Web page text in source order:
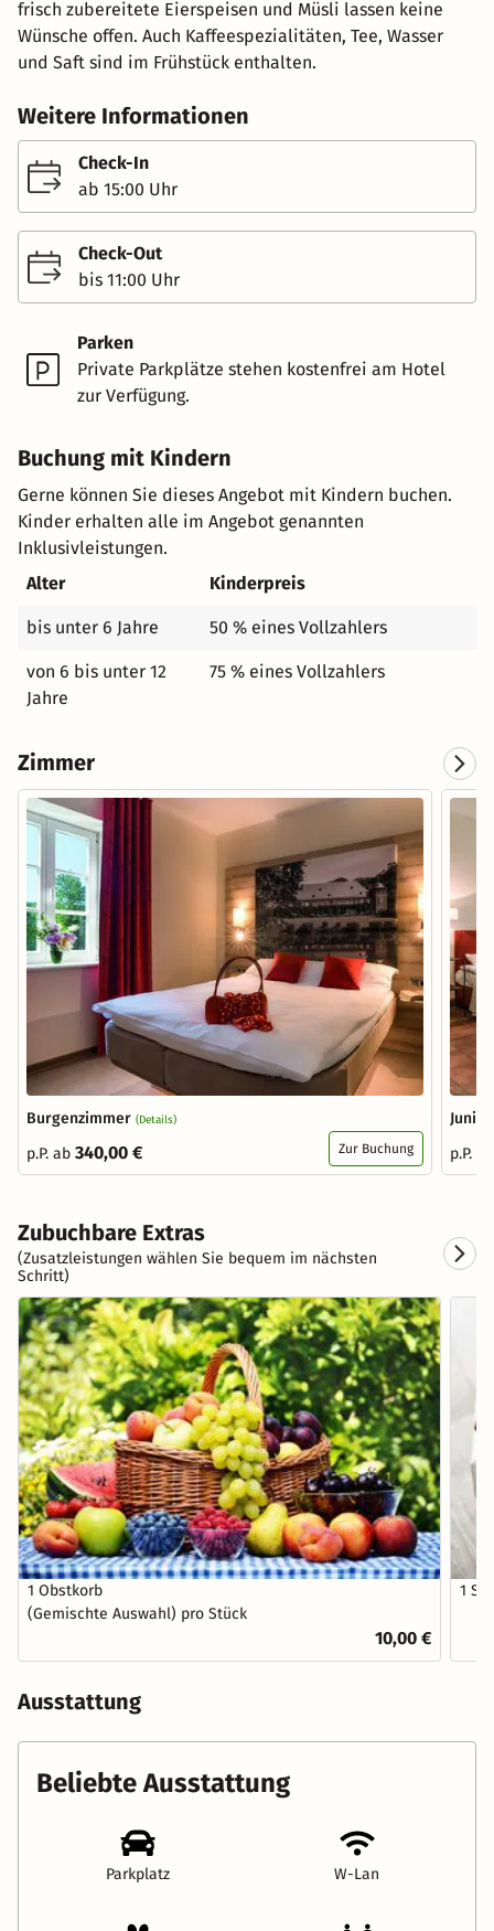
frisch zubereitete Eierspeisen und Müsli lassen keine
Wünsche offen. Auch Kaffeespezialitäten, Tee, Wasser
und Saft sind im Frühstück enthalten.
Weitere Informationen
Check-In
ab 15:00 Uhr
Check-Out
bis 11:00 Uhr
Parken
Private Parkplätze stehen kostenfrei am Hotel
zur Verfügung.
Buchung mit Kindern
Gerne können Sie dieses Angebot mit Kindern buchen.
Kinder erhalten alle im Angebot genannten
Inklusivleistungen.
Alter
Kinderpreis
bis unter 6 Jahre 50 % eines Vollzahlers
von 6 bis unter 12
Jahre
75 % eines Vollzahlers
Zimmer
Burgenzimmer (Details)
p.P. ab 340,00 € Zur Buchung
p.P.
Zubuchbare Extras
(Zusatzleistungen wählen Sie bequem im nächsten
Schritt)
1 Obstkorb
(Gemischte Auswahl) pro Stück
10,00 €
1
Ausstattung
Beliebte Ausstattung
Parkplatz W-Lan